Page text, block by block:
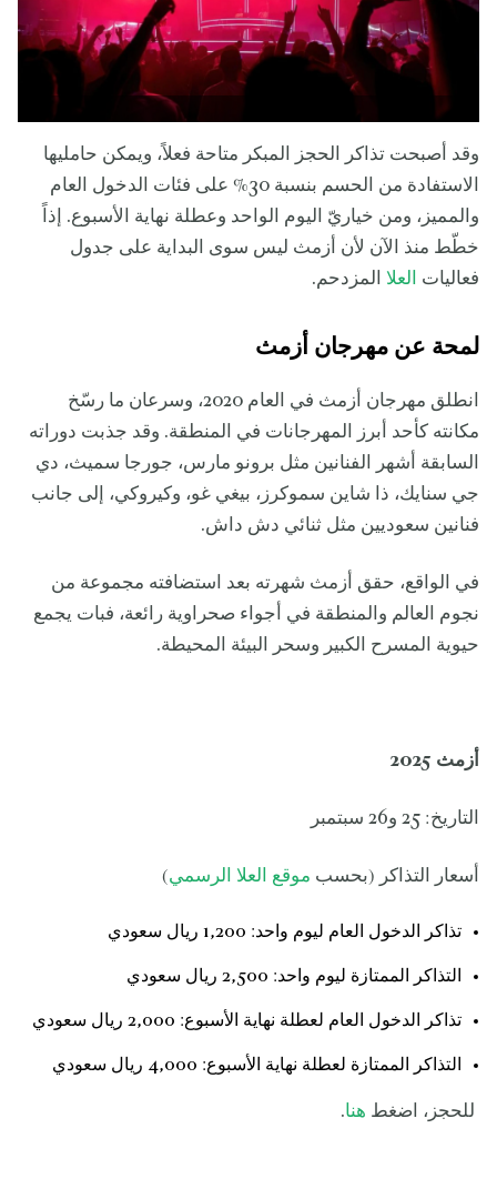
وقد أصبحت تذاكر الحجز المبكر متاحة فعلاً، ويمكن حامليها
الاستفادة من الحسم بنسبة 30% على فئات الدخول العام
والمميز، ومن خياريّ اليوم الواحد وعطلة نهاية الأسبوع. إذاً
خطّط منذ الآن لأن أزمث ليس سوى البداية على جدول
فعاليات
العلا المزدحم.
لمحة عن مهرجان أزمث
انطلق مهرجان أزمث في العام 2020، وسرعان ما رسّخ
مكانته كأحد أبرز المهرجانات في المنطقة. وقد جذبت دوراته
السابقة أشهر الفنانين مثل برونو مارس، جورجا سميث، دي
جي سنايك، ذا شاين سموكرز، بيغي غو، وكيروكي، إلى جانب
فنانين سعوديين مثل ثنائي دش داش.
في الواقع، حقق أزمث شهرته بعد استضافته مجموعة من
نجوم العالم والمنطقة في أجواء صحراوية رائعة، فبات يجمع
حيوية المسرح الكبير وسحر البيئة المحيطة.
أزمث 2025
التاريخ: 25 و26 سبتمبر
أسعار التذاكر (بحسب موقع العلا الرسمي)
تذاكر الدخول العام ليوم واحد: 1,200 ريال سعودي
التذاكر الممتازة ليوم واحد: 2,500 ريال سعودي
تذاكر الدخول العام لعطلة نهاية الأسبوع: 2,000 ريال سعودي
التذاكر الممتازة لعطلة نهاية الأسبوع: 4,000 ريال سعودي
للحجز، اضغط هنا.